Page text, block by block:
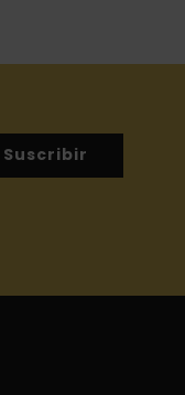
Suscribir